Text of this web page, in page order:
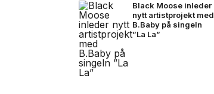
Black Moose inleder
nytt artistprojekt med
B.Baby på singeln
”La La”